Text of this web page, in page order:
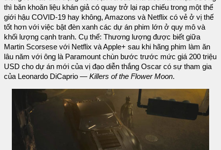
thì băn khoăn liệu khán giả có quay trở lại rạp chiếu trong một thế
giới hậu COVID-19 hay không, Amazons và Netflix có vẻ ở vị thế
tốt hơn với việc bật đèn xanh các dự án phim lớn ở quy mô và
khối lượng cạnh tranh. Cụ thể: Thương lượng được biết giữa
Martin Scorsese với Netflix và Apple+ sau khi hãng phim làm ăn
lâu năm với ông là Paramount chùn bước trước mức giá 200 triệu
USD cho dự án mới của vị đạo diễn thắng Oscar có sự tham gia
của Leonardo DiCaprio — Killers of the Flower Moon.